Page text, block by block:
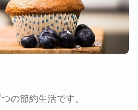
の節約生活です。